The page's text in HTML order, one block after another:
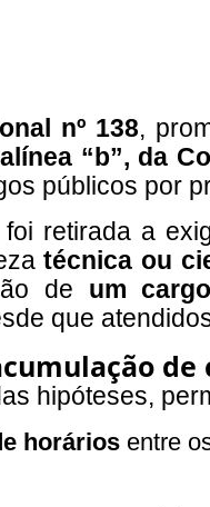
nº 138,
“b”, da
públicos por
retirada a
técnica ou
de um
que
de
hipóteses,
horários entre